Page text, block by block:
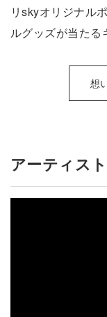
リskyオリジナル
ルグッズが当たる
想
アーティス